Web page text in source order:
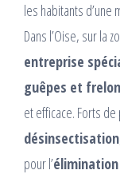
les habitants d’une
Dans l’Oise, sur la
entreprise
guêpes et
et efficace. Forts de
désinsectisation
pour l’